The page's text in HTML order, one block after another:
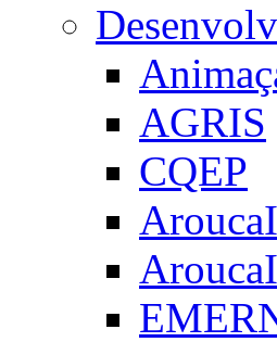
AGRIS
CQEP